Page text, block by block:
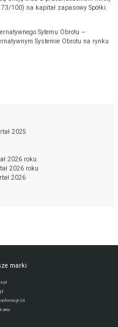
100) na kapitał zapasowy Spółki.
Sytemu Obrotu –
Systemie Obrotu na rynku
2025
2026 roku
2026 roku
2026
marki